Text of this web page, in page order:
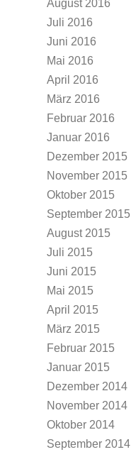
August 2016
Juli 2016
Juni 2016
Mai 2016
April 2016
März 2016
Februar 2016
Januar 2016
Dezember 2015
November 2015
Oktober 2015
September 2015
August 2015
Juli 2015
Juni 2015
Mai 2015
April 2015
März 2015
Februar 2015
Januar 2015
Dezember 2014
November 2014
Oktober 2014
September 2014